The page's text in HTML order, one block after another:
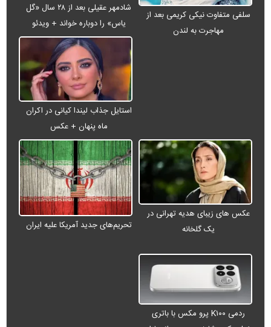
سلفی متفاوت نیکی کریمی بعد از
مهاجرت به لندن
شادمهر عقیلی بعد از ۲۸ سال «گل
یاس» را دوباره خواند + ویدئو
استایل جذاب لیندا کیانی در اکران
ماه پنهان + عکس
عکس های زیبای هدیه تهرانی در
یک گلخانه
تحریم‌های جدید آمریکا علیه ایران
ردمی K۱۰۰ پرو مکس با باتری